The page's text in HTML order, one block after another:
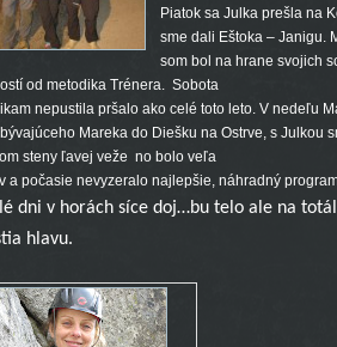
Piatok sa Julka prešla na
sme dali Eštoka – Janigu.
som bol na hrane svojich
od metodika Trénera. Sobota
nepustila pršalo ako celé toto leto. V nedeľu
Mareka do Diešku na Ostrve, s Julkou
steny ľavej veže no bolo veľa
a počasie nevyzeralo najlepšie, náhradný
dni v horách síce doj…bu telo ale na
hlavu.